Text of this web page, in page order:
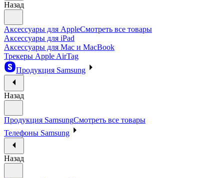
Назад
Аксессуары для AppleСмотреть все товары
Аксессуары для iPad
Аксессуары для Mac и MacBook
Трекеры Apple AirTag
Продукция Samsung
Назад
Продукция SamsungСмотреть все товары
Телефоны Samsung
Назад